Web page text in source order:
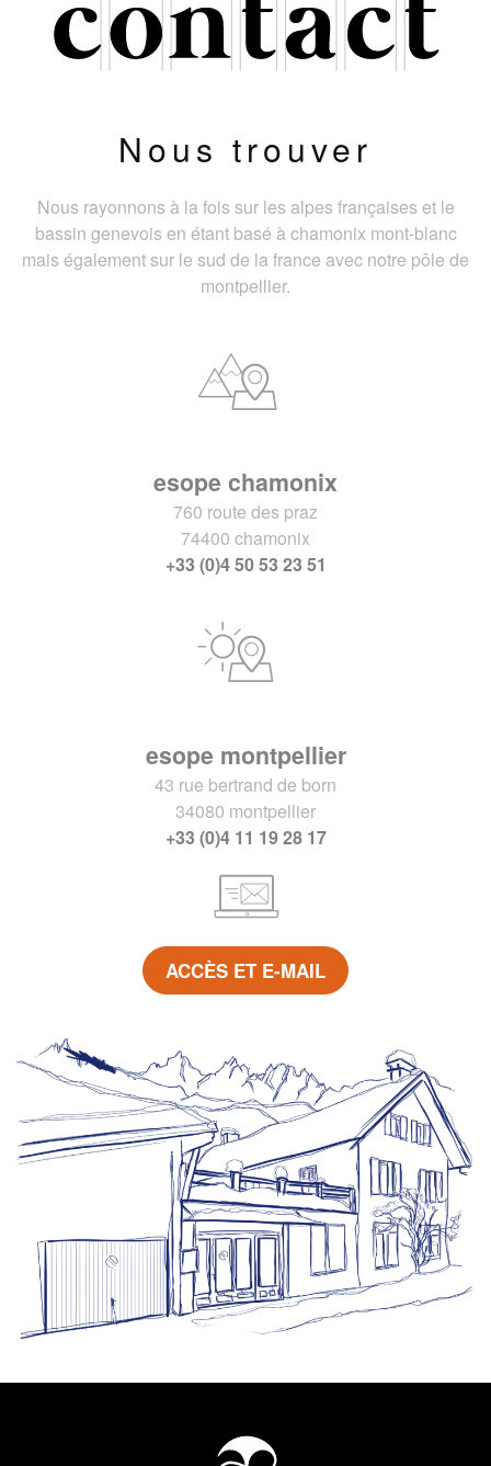
Nous trouver
Nous rayonnons à la fois sur les alpes françaises et le
bassin genevois en étant basé à chamonix mont-blanc
mais également sur le sud de la france avec notre pôle de
montpellier.
esope chamonix
760 route des praz
74400 chamonix
+33 (0)4 50 53 23 51
esope montpellier
43 rue bertrand de born
34080 montpellier
+33 (0)4 11 19 28 17
ACCÈS ET E-MAIL